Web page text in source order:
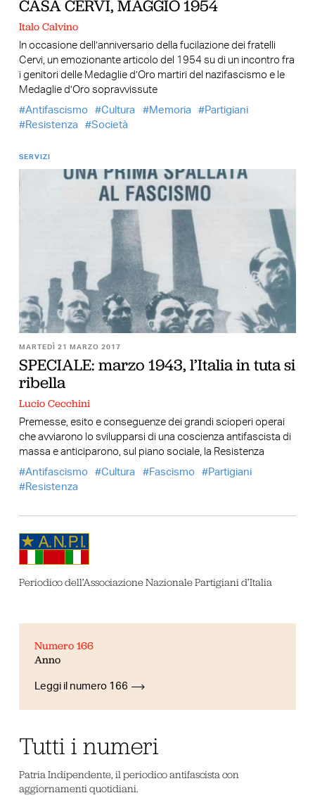
CASA CERVI, MAGGIO 1954
Italo Calvino
In occasione dell’anniversario della fucilazione dei fratelli
Cervi, un emozionante articolo del 1954 su di un incontro fra
i genitori delle Medaglie d’Oro martiri del nazifascismo e le
Medaglie d’Oro sopravvissute
Antifascismo
Cultura Memoria
Partigiani
Resistenza
Società
SERVIZI
MARTEDÌ 21 MARZO 2017
SPECIALE: marzo 1943, l’Italia in tuta si
ribella
Lucio Cecchini
Premesse, esito e conseguenze dei grandi scioperi operai
che avviarono lo svilupparsi di una coscienza antifascista di
massa e anticiparono, sul piano sociale, la Resistenza
Antifascismo
Cultura Fascismo
Partigiani
Resistenza
Periodico dell’Associazione Nazionale Partigiani d’Italia
Numero 166
Anno
Leggi il numero 166
Tutti i numeri
Patria Indipendente, il periodico antifascista con
aggiornamenti quotidiani.